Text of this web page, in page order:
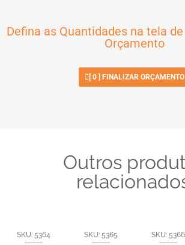
Defina as Quantidades na tela
Orçamento
[ 0 ] FINALIZAR ORÇAMENTO
Outros
SKU: 5364 SKU: 5365 SKU: 5366